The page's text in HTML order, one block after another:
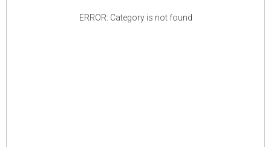
ERROR: Category is not found